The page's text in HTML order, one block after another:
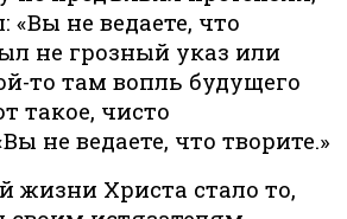
«Вы не ведаете, что
не грозный указ или
то там вопль будущего
такое, чисто
не ведаете, что творите.»
жизни Христа стало то,